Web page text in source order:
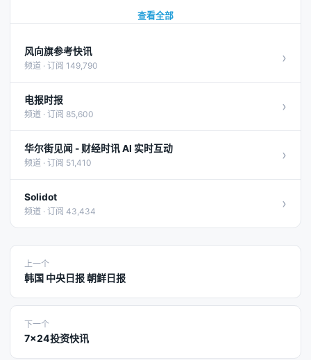
查看全部
风向旗参考快讯
频道 · 订阅 149,790 ›
电报时报
频道 · 订阅 85,600 ›
华尔街见闻 - 财经时讯 AI 实时互动
频道 · 订阅 51,410 ›
Solidot
频道 · 订阅 43,434 ›
上一个
韩国 中央日报 朝鲜日报
下一个
7x24投资快讯